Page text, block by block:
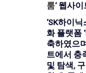
룸‘ 웹사
‘SK하이
화 플랫폼 ‘
축하였으
트에서 충
및 탐색,